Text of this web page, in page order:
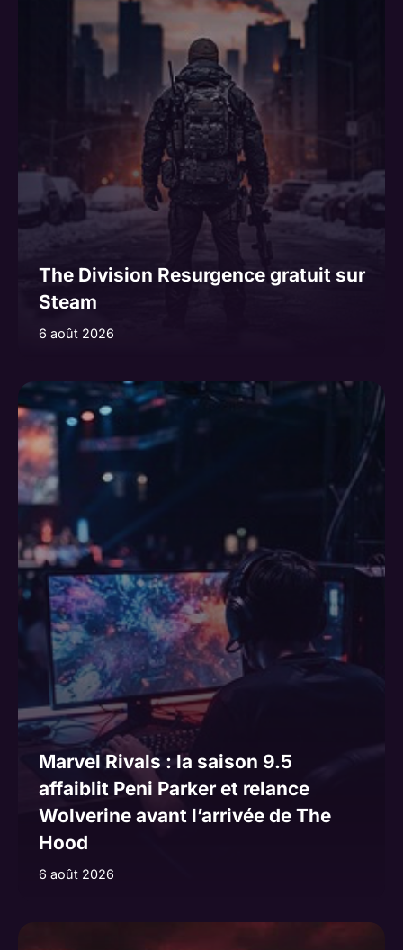
The Division Resurgence gratuit sur
Steam
6 août 2026
Marvel Rivals : la saison 9.5
affaiblit Peni Parker et relance
Wolverine avant l’arrivée de The
Hood
6 août 2026